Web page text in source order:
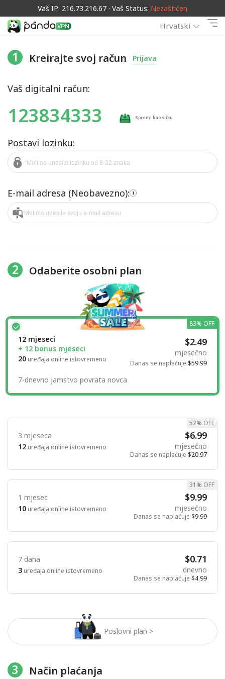
Vaš IP: 216.73.216.67 · Vaš Status: Nezaštićen
Hrvatski
1 Kreirajte svoj račun Prijava
Vaš digitalni račun:
123834333 Spremi kao sliku
Postavi lozinku:
E-mail adresa (Neobavezno): i
2 Odaberite osobni plan
Poslovni plan >
12 mjeseci
+ 12 bonus mjeseci
20 uređaja online istovremeno
$2.49
mjesečno
Danas se naplaćuje $59.99
83% OFF
7-dnevno jamstvo povrata novca
3 mjeseca
12 uređaja online istovremeno
$6.99
mjesečno
Danas se naplaćuje $20.97
52% OFF
1 mjesec
10 uređaja online istovremeno
$9.99
mjesečno
Danas se naplaćuje $9.99
31% OFF
7 dana
3 uređaja online istovremeno
$0.71
dnevno
Danas se naplaćuje $4.99
3 Način plaćanja